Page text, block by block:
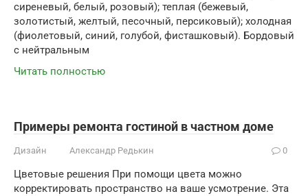
сиреневый, белый, розовый); теплая (бежевый,
золотистый, желтый, песочный, персиковый); холодная
(фиолетовый, синий, голубой, фисташковый). Бордовый
с нейтральным
Читать полностью
Примеры ремонта гостиной в частном доме
Дизайн Александр Редькин 0
Цветовые решения При помощи цвета можно
корректировать пространство на ваше усмотрение. Эта